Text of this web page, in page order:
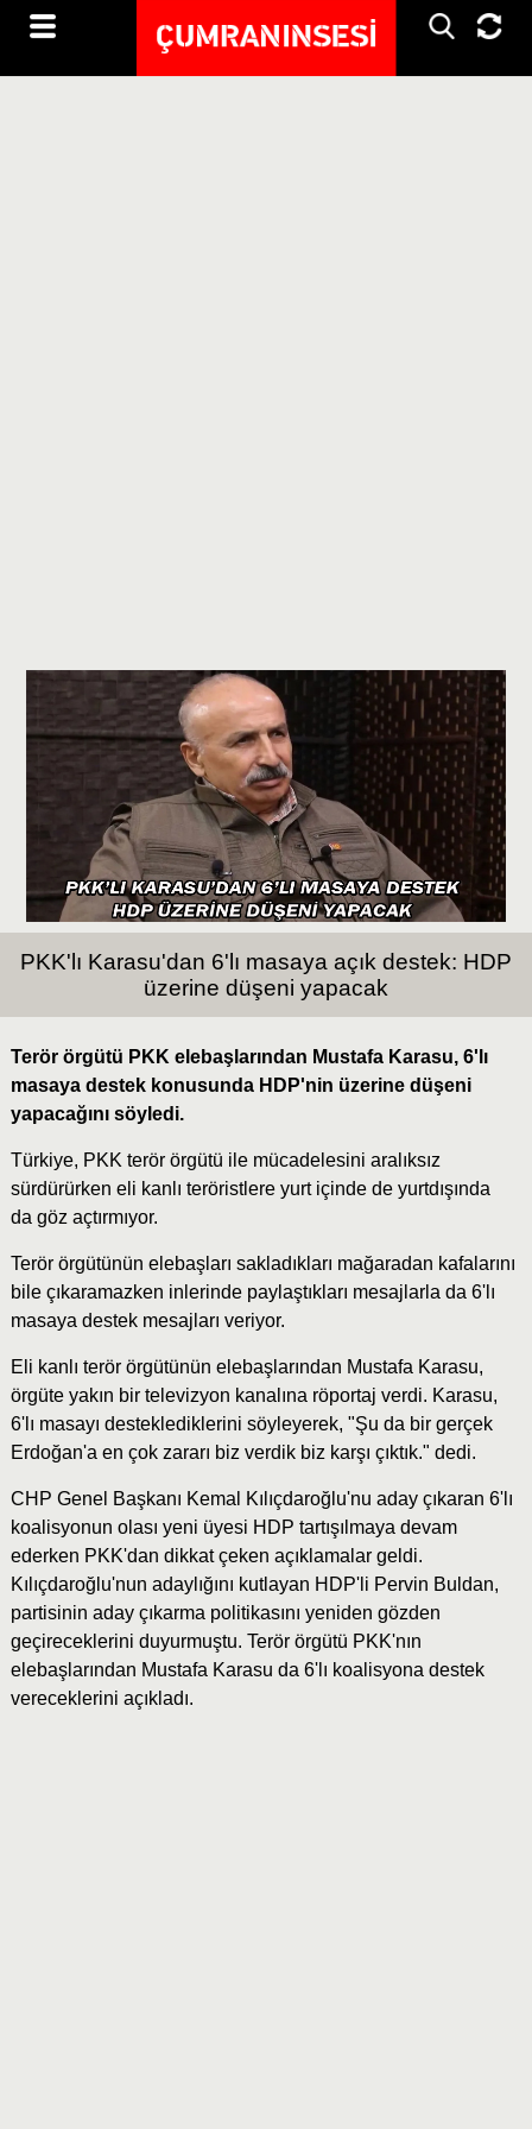
PKK'lı Karasu'dan 6'lı masaya açık destek: HDP
üzerine düşeni yapacak
Terör örgütü PKK elebaşlarından Mustafa Karasu, 6'lı
masaya destek konusunda HDP'nin üzerine düşeni
yapacağını söyledi.
Türkiye, PKK terör örgütü ile mücadelesini aralıksız
sürdürürken eli kanlı teröristlere yurt içinde de yurtdışında
da göz açtırmıyor.
Terör örgütünün elebaşları sakladıkları mağaradan kafalarını
bile çıkaramazken inlerinde paylaştıkları mesajlarla da 6'lı
masaya destek mesajları veriyor.
Eli kanlı terör örgütünün elebaşlarından Mustafa Karasu,
örgüte yakın bir televizyon kanalına röportaj verdi. Karasu,
6'lı masayı desteklediklerini söyleyerek, "Şu da bir gerçek
Erdoğan'a en çok zararı biz verdik biz karşı çıktık." dedi.
CHP Genel Başkanı Kemal Kılıçdaroğlu'nu aday çıkaran 6'lı
koalisyonun olası yeni üyesi HDP tartışılmaya devam
ederken PKK'dan dikkat çeken açıklamalar geldi.
Kılıçdaroğlu'nun adaylığını kutlayan HDP'li Pervin Buldan,
partisinin aday çıkarma politikasını yeniden gözden
geçireceklerini duyurmuştu. Terör örgütü PKK'nın
elebaşlarından Mustafa Karasu da 6'lı koalisyona destek
vereceklerini açıkladı.